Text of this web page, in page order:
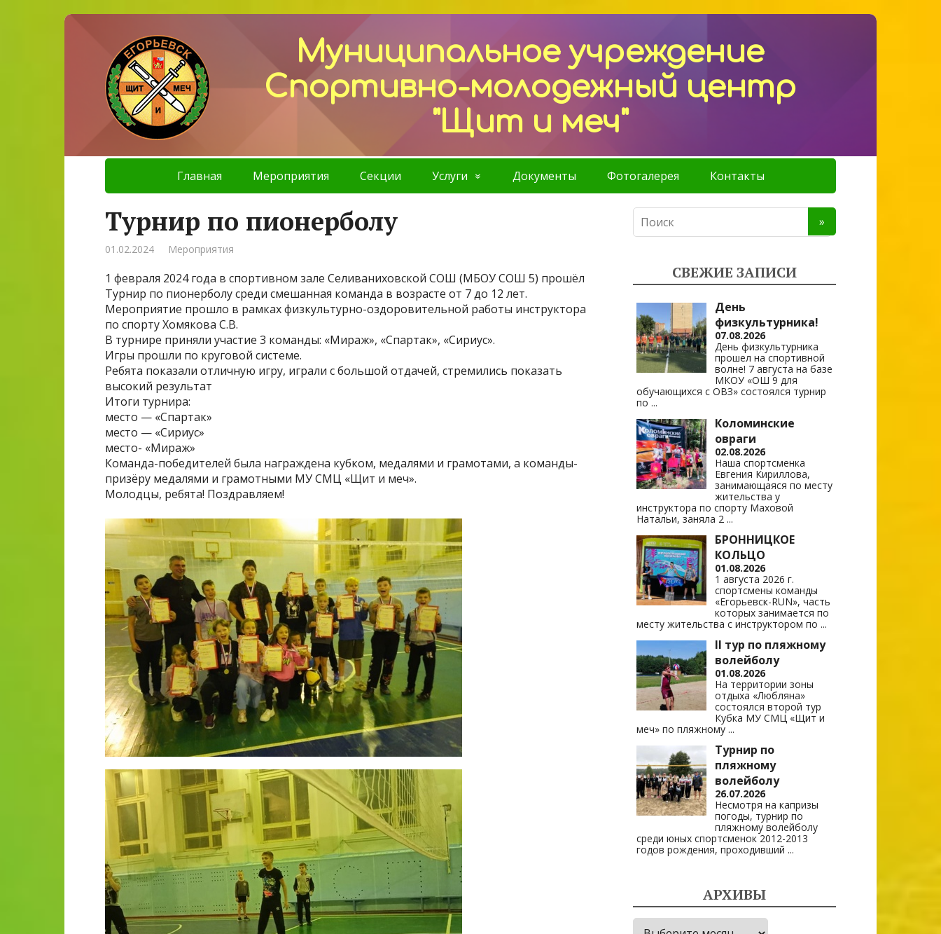
Муниципальное учреждение
Спортивно-молодежный центр
"Щит и меч"
Главная Мероприятия Секции Услуги Документы Фотогалерея Контакты
Турнир по пионерболу
01.02.2024 Мероприятия
1 февраля 2024 года в спортивном зале Селиваниховской СОШ (МБОУ СОШ 5) прошёл
Турнир по пионерболу среди смешанная команда в возрасте от 7 до 12 лет.
Мероприятие прошло в рамках физкультурно-оздоровительной работы инструктора
по спорту Хомякова С.В.
В турнире приняли участие 3 команды: «Мираж», «Спартак», «Сириус».
Игры прошли по круговой системе.
Ребята показали отличную игру, играли с большой отдачей, стремились показать
высокий результат
Итоги турнира:
место — «Спартак»
место — «Сириус»
место- «Мираж»
Команда-победителей была награждена кубком, медалями и грамотами, а команды-
призёру медалями и грамотными МУ СМЦ «Щит и меч».
Молодцы, ребята! Поздравляем!
СВЕЖИЕ ЗАПИСИ
День
физкультурника!
07.08.2026
День физкультурника
прошел на спортивной
волне! 7 августа на базе
МКОУ «ОШ 9 для
обучающихся с ОВЗ» состоялся турнир
по...
Коломинские
овраги
02.08.2026
Наша спортсменка
Евгения Кириллова,
занимающаяся по месту
жительства у
инструктора по спорту Маховой
Натальи, заняла 2 ...
БРОННИЦКОЕ
КОЛЬЦО
01.08.2026
1 августа 2026 г.
спортсмены команды
«Егорьевск-RUN», часть
которых занимается по
месту жительства с инструктором по ...
II тур по пляжному
волейболу
01.08.2026
На территории зоны
отдыха «Любляна»
состоялся второй тур
Кубка МУ СМЦ «Щит и
меч» по пляжному ...
Турнир по
пляжному
волейболу
26.07.2026
Несмотря на капризы
погоды, турнир по
пляжному волейболу
среди юных спортсменок 2012-2013
годов рождения, проходивший ...
АРХИВЫ
Архивы